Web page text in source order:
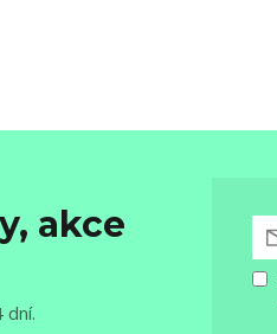
akce
dní.